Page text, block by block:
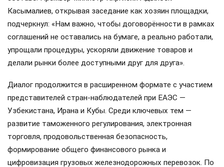
Касымалиев, открывая заседание как хозяин площадки,
подчеркнул: «Нам важно, чтобы договорённости в рамках
соглашений не оставались на бумаге, а реально работали,
упрощали процедуры, ускоряли движение товаров и
делали рынки более доступными друг для друга».
Диалог продолжится в расширенном формате с участием
представителей стран-наблюдателей при ЕАЭС —
Узбекистана, Ирана и Кубы. Среди ключевых тем —
развитие таможенного регулирования, электронная
торговля, продовольственная безопасность,
формирование общего финансового рынка и
цифровизация грузовых железнодорожных перевозок. По